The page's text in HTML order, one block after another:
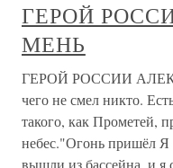
ГЕРОЙ
МЕНЬ
ГЕРОЙ РОССИИ
чего не смел никто.
такого, как Прометей,
небес."Огонь пришёл Я